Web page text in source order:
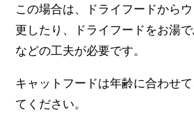
この場合は、ドライフードから
更したり、ドライフードをお湯
などの工夫が必要です。
キャットフードは年齢に合わせ
てください。